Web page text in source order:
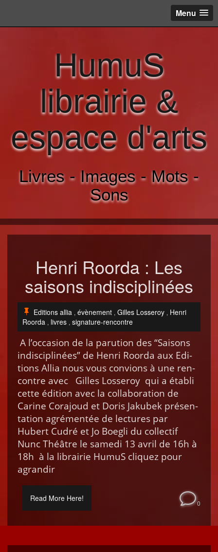
Menu
HumuS
librairie &
espace d'arts
Livres - Images - Mots -
Sons
Henri Roorda : Les
saisons indisciplinées
Editions allia , évènement , Gilles Losseroy , Henri
Roorda , livres , signature-rencontre
A l’oc­ca­sion de la paru­tion des “Saisons
indis­ci­plinées” de Hen­ri Roor­da aux Edi­
tions Allia nous vous con­vions à une ren­
con­tre avec Gilles Losseroy qui a établi
cette édi­tion avec la col­lab­o­ra­tion de
Carine Cora­joud et Doris Jakubek présen­
ta­tion agré­men­tée de lec­tures par
Hubert Cud­ré et Jo Boegli du col­lec­tif
Nunc Théâtre le same­di 13 avril de 16h à
18h à la librairie HumuS cliquez pour
agrandir
Read More Here!
0